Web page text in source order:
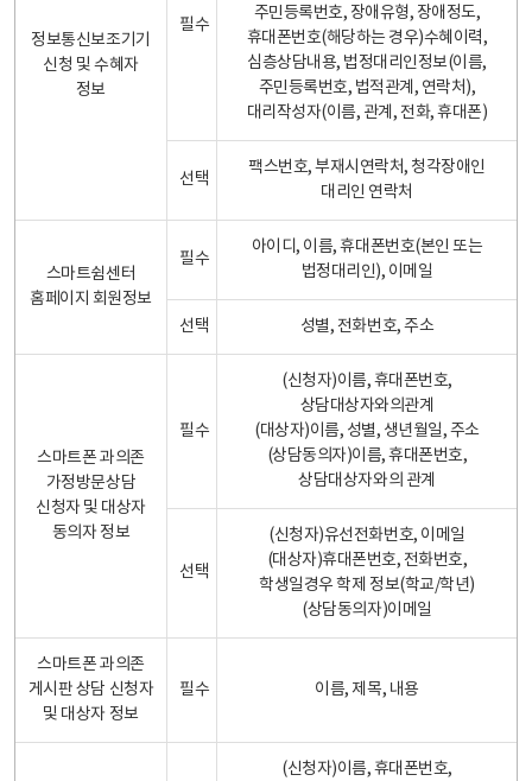
정보통신보조기기
신청 및 수혜자
정보
필수
주민등록번호, 장애유형, 장애정도,
휴대폰번호(해당하는 경우)수혜이력,
심층상담내용, 법정대리인정보(이름,
주민등록번호, 법적관계, 연락처),
대리작성자(이름, 관계, 전화, 휴대폰)
선택
팩스번호, 부재시연락처, 청각장애인
대리인 연락처
스마트쉼센터
홈페이지 회원정보
필수
아이디, 이름, 휴대폰번호(본인 또는
법정대리인), 이메일
선택 성별, 전화번호, 주소
스마트폰 과의존
가정방문상담
신청자 및 대상자
동의자 정보
필수
(신청자)이름, 휴대폰번호,
상담대상자와의관계
(대상자)이름, 성별, 생년월일, 주소
(상담동의자)이름, 휴대폰번호,
상담대상자와의 관계
선택
(신청자)유선전화번호, 이메일
(대상자)휴대폰번호, 전화번호,
학생일경우 학제 정보(학교/학년)
(상담동의자)이메일
스마트폰 과의존
게시판 상담 신청자
및 대상자 정보
필수 이름, 제목, 내용
(신청자)이름, 휴대폰번호,